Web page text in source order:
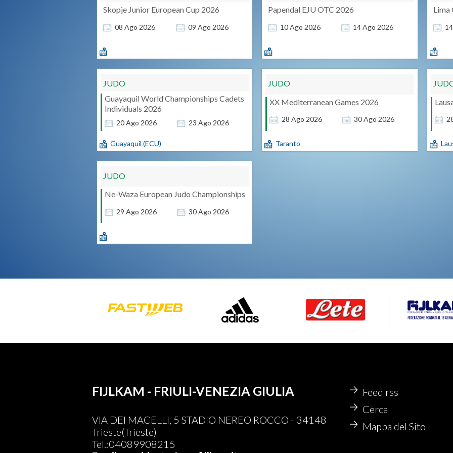
08 Ago 2026 09 Ago 2026
Skopje Junior European Cup 2026
10 Ago 2026 14Ago 2026
Papendal EJU OTC 2026
14
Lima
JUDO
20Ago 2026 23 Ago 2026
Guayaquil World Championships Cadets
Individuals 2026
Guayaquil (ECU)
JUDO
28 Ago 2026 30Ago 2026
XX Mediterranean Games 2026
Taranto
JUDO
29 Ago 2026 30Ago 2026
Ne-Waza European Judo Championships
FIJLKAM - FRIULI-VENEZIA GIULIA
VIA DEI MACELLI, 5 STADIO NEREO ROCCO - 34148
Trieste(Trieste)
Tel.:04089908215
Feed rss
Cerca
Mappa del Sito